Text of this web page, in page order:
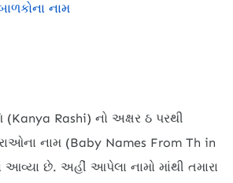
નામ
Rashi) નો અક્ષર ઠ પરથી
નામ (Baby Names From Th in
આવ્યા છે. અહીં આપેલા નામો માંથી તમારા